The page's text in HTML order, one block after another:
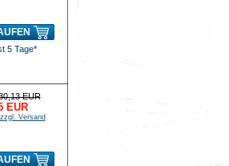
5 Tage*
EUR
EUR
zzgl. Versand